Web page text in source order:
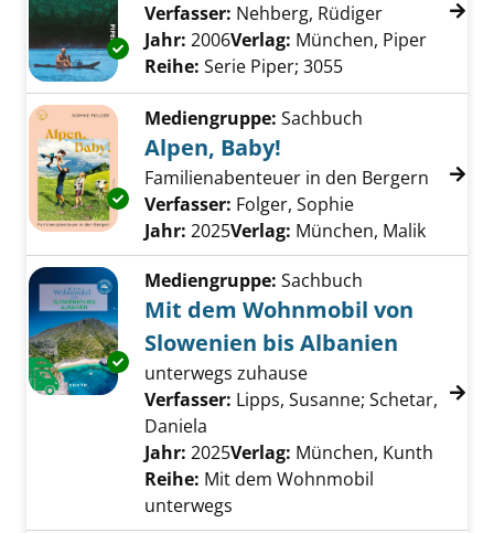
Exemplar-Details von Survival-Lexikon
Verfasser: Nehberg, Rüdiger Suche nach
Jahr: 2006Verlag: München, Piper
Reihe: Serie Piper; 3055
Exemplar-Details von Alpen, Baby! anzeigen
Mediengruppe: Sachbuch
Alpen, Baby!
Familienabenteuer in den Bergern
Verfasser: Folger, Sophie
Jahr: 2025Verlag: München, Malik
Exemplar-Details von Mit dem Wohnmobil
Mediengruppe: Sachbuch
Mit dem Wohnmobil von
Slowenien bis Albanien
unterwegs zuhause
Verfasser: Lipps, Susanne; Schetar,
Daniela
Jahr: 2025Verlag: München, Kunth
Reihe: Mit dem Wohnmobil
unterwegs